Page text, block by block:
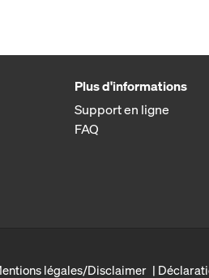
Plus d'informations
Support en ligne
FAQ
légales/Disclaimer